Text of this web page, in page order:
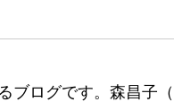
ブログです。森昌